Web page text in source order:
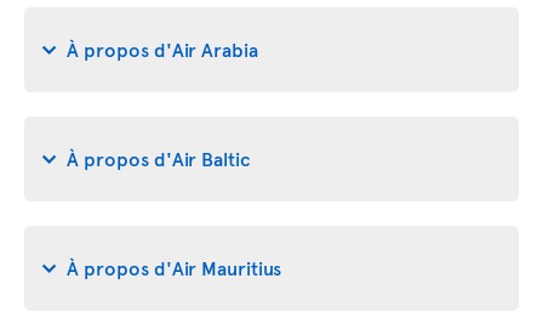
À propos d'Air Arabia
À propos d'Air Baltic
À propos d'Air Mauritius